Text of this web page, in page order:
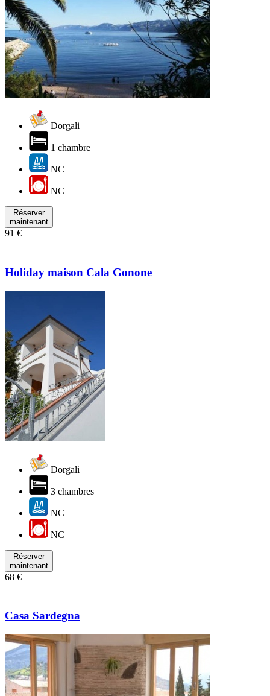
Dorgali
1 chambre
NC
NC
Réserver
maintenant
91 €
Holiday maison Cala Gonone
Dorgali
3 chambres
NC
NC
Réserver
maintenant
68 €
Casa Sardegna